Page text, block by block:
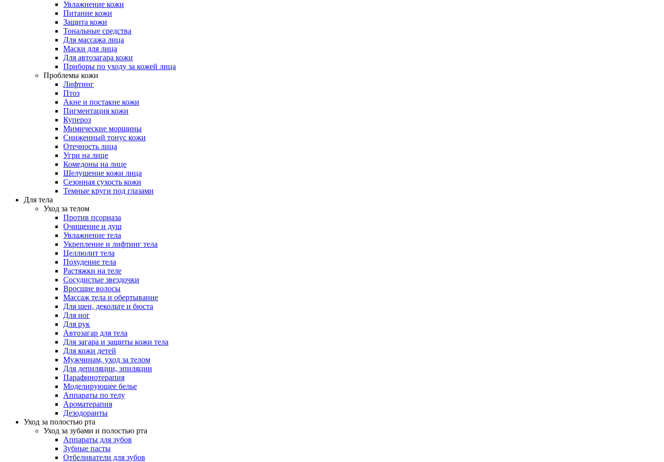
Увлажнение кожи
Питание кожи
Защита кожи
Тональные средства
Для массажа лица
Маски для лица
Для автозагара кожи
Приборы по уходу за кожей лица
Проблемы кожи
Лифтинг
Птоз
Акне и постакне кожи
Пигментация кожи
Купероз
Мимические морщины
Сниженный тонус кожи
Отечность лица
Угри на лице
Комедоны на лице
Шелушение кожи лица
Сезонная сухость кожи
Темные круги под глазами
Для тела
Уход за телом
Против псориаза
Очищение и душ
Увлажнение тела
Укрепление и лифтинг тела
Целлюлит тела
Похудение тела
Растяжки на теле
Сосудистые звездочки
Вросшие волосы
Массаж тела и обертывание
Для шеи, декольте и бюста
Для ног
Для рук
Автозагар для тела
Для загара и защиты кожи тела
Для кожи детей
Мужчинам, уход за телом
Для депиляции, эпиляции
Парафинотерапия
Моделирующее белье
Аппараты по телу
Ароматерапия
Дезодоранты
Уход за полостью рта
Уход за зубами и полостью рта
Аппараты для зубов
Зубные пасты
Отбеливатели для зубов